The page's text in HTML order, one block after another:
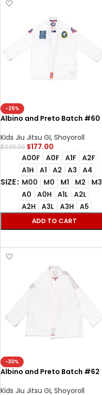
-26%
Albino and Preto Batch #60
Kids Jiu Jitsu GI, Shoyoroll
$239.00 $177.00
SIZE
A00F A0F A1F
A2F
A1H
A1 A2 A3
A4
M00
M0 M1 M2
M3
A0
A0H A1L
A2L
A2H
A3L A3H A5
ADD TO CART
-30%
Albino and Preto Batch #62
white
Kids Jiu Jitsu GI, Shoyoroll